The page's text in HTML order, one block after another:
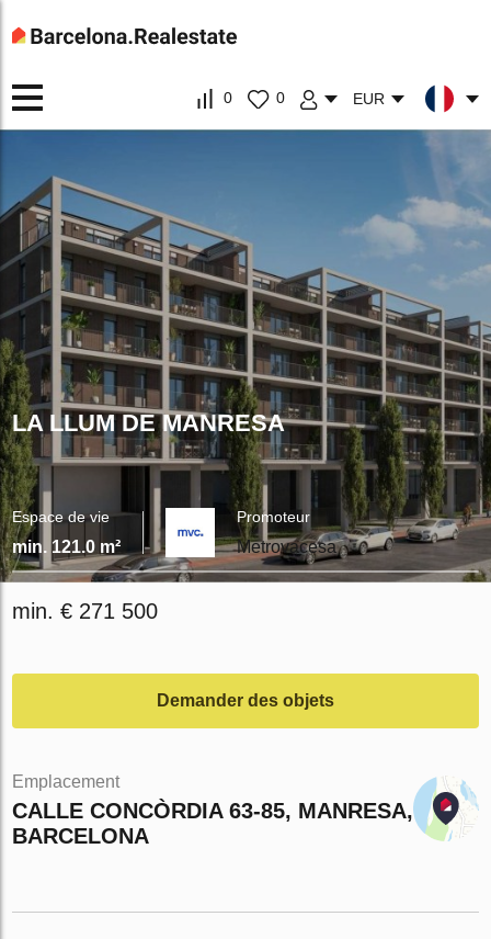
0 0 EUR
LA LLUM DE MANRESA
Espace de vie
min. 121.0 m²
Promoteur
Metrovacesa
min. € 271 500
Demander des objets
Emplacement
CALLE CONCÒRDIA 63-85, MANRESA,
BARCELONA